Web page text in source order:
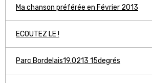
Ma chanson préférée en Février 2013
ECOUTEZ LE !
Parc Bordelais19.0213 15degrés